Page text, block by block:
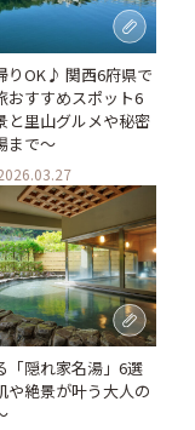
りOK♪ 関西6府県で
おすすめスポット6
と里山グルメや秘密
まで～
「隠れ家名湯」6選
や絶景が叶う大人の